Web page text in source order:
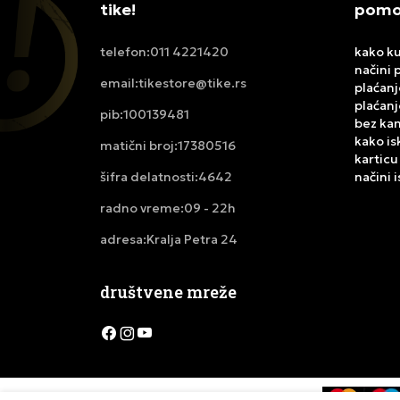
tike!
telefon:011 4221420
email:tikestore@tike.rs
pib:100139481
matični broj:17380516
šifra delatnosti:4642
radno vreme:09 - 22h
adresa:Kralja Petra 24
kako
načini
bez
kako
karticu
načini
društvene mreže